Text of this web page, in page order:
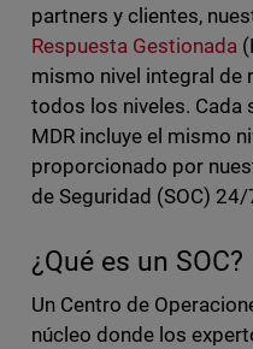
partners y clientes,
Respuesta Gestionada
mismo nivel integral de
todos los niveles. Cada
MDR incluye el mismo
proporcionado por
de Seguridad (SOC) 24/
¿Qué es un SOC?
Un Centro de
núcleo donde los